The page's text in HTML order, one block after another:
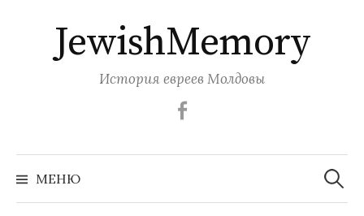
содержимому
JewishMemory
История евреев Молдовы
МЕНЮ Найти: